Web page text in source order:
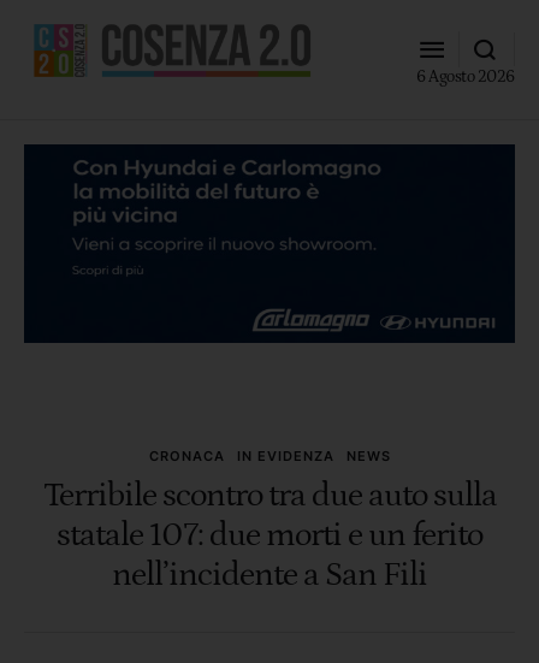
6 Agosto 2026
CRONACA IN EVIDENZA NEWS
Terribile scontro tra due auto sulla
statale 107: due morti e un ferito
nell’incidente a San Fili